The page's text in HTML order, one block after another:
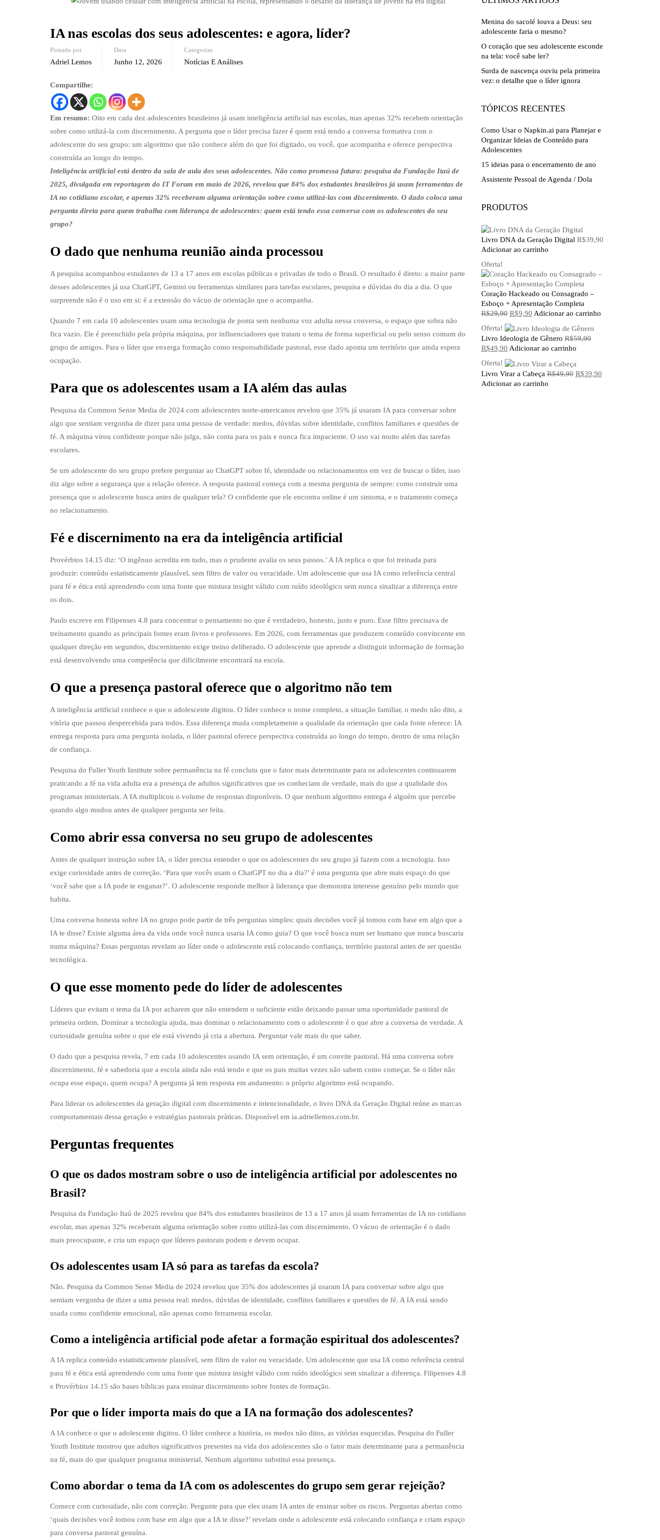
IA nas escolas dos seus adolescentes: e agora, líder?
Postado por
Adriel Lemos
Data
Junho 12, 2026
Categorias
Notícias E Análises
Compartilhe:
Em resumo: Oito em cada dez adolescentes brasileiros já usam inteligência artificial nas escolas, mas apenas 32% recebem orientação
sobre como utilizá-la com discernimento. A pergunta que o líder precisa fazer é quem está tendo a conversa formativa com o
adolescente do seu grupo: um algoritmo que não conhece além do que foi digitado, ou você, que acompanha e oferece perspectiva
construída ao longo do tempo.
Inteligência artificial está dentro da sala de aula dos seus adolescentes. Não como promessa futura: pesquisa da Fundação Itaú de
2025, divulgada em reportagem do IT Forum em maio de 2026, revelou que 84% dos estudantes brasileiros já usam ferramentas de
IA no cotidiano escolar, e apenas 32% receberam alguma orientação sobre como utilizá-las com discernimento. O dado coloca uma
pergunta direta para quem trabalha com liderança de adolescentes: quem está tendo essa conversa com os adolescentes do seu
grupo?
O dado que nenhuma reunião ainda processou
A pesquisa acompanhou estudantes de 13 a 17 anos em escolas públicas e privadas de todo o Brasil. O resultado é direto: a maior parte
desses adolescentes já usa ChatGPT, Gemini ou ferramentas similares para tarefas escolares, pesquisa e dúvidas do dia a dia. O que
surpreende não é o uso em si: é a extensão do vácuo de orientação que o acompanha.
Quando 7 em cada 10 adolescentes usam uma tecnologia de ponta sem nenhuma voz adulta nessa conversa, o espaço que sobra não
fica vazio. Ele é preenchido pela própria máquina, por influenciadores que tratam o tema de forma superficial ou pelo senso comum do
grupo de amigos. Para o líder que enxerga formação como responsabilidade pastoral, esse dado aponta um território que ainda espera
ocupação.
Para que os adolescentes usam a IA além das aulas
Pesquisa da Common Sense Media de 2024 com adolescentes norte-americanos revelou que 35% já usaram IA para conversar sobre
algo que sentiam vergonha de dizer para uma pessoa de verdade: medos, dúvidas sobre identidade, conflitos familiares e questões de
fé. A máquina virou confidente porque não julga, não conta para os pais e nunca fica impaciente. O uso vai muito além das tarefas
escolares.
Se um adolescente do seu grupo prefere perguntar ao ChatGPT sobre fé, identidade ou relacionamentos em vez de buscar o líder, isso
diz algo sobre a segurança que a relação oferece. A resposta pastoral começa com a mesma pergunta de sempre: como construir uma
presença que o adolescente busca antes de qualquer tela? O confidente que ele encontra online é um sintoma, e o tratamento começa
no relacionamento.
Fé e discernimento na era da inteligência artificial
Provérbios 14.15 diz: ‘O ingênuo acredita em tudo, mas o prudente avalia os seus passos.’ A IA replica o que foi treinada para
produzir: conteúdo estatisticamente plausível, sem filtro de valor ou veracidade. Um adolescente que usa IA como referência central
para fé e ética está aprendendo com uma fonte que mistura insight válido com ruído ideológico sem nunca sinalizar a diferença entre
os dois.
Paulo escreve em Filipenses 4.8 para concentrar o pensamento no que é verdadeiro, honesto, justo e puro. Esse filtro precisava de
treinamento quando as principais fontes eram livros e professores. Em 2026, com ferramentas que produzem conteúdo convincente em
qualquer direção em segundos, discernimento exige treino deliberado. O adolescente que aprende a distinguir informação de formação
está desenvolvendo uma competência que dificilmente encontrará na escola.
O que a presença pastoral oferece que o algoritmo não tem
A inteligência artificial conhece o que o adolescente digitou. O líder conhece o nome completo, a situação familiar, o medo não dito, a
vitória que passou despercebida para todos. Essa diferença muda completamente a qualidade da orientação que cada fonte oferece: IA
entrega resposta para uma pergunta isolada, o líder pastoral oferece perspectiva construída ao longo do tempo, dentro de uma relação
de confiança.
Pesquisa do Fuller Youth Institute sobre permanência na fé concluiu que o fator mais determinante para os adolescentes continuarem
praticando a fé na vida adulta era a presença de adultos significativos que os conheciam de verdade, mais do que a qualidade dos
programas ministeriais. A IA multiplicou o volume de respostas disponíveis. O que nenhum algoritmo entrega é alguém que percebe
quando algo mudou antes de qualquer pergunta ser feita.
Como abrir essa conversa no seu grupo de adolescentes
Antes de qualquer instrução sobre IA, o líder precisa entender o que os adolescentes do seu grupo já fazem com a tecnologia. Isso
exige curiosidade antes de correção. ‘Para que vocês usam o ChatGPT no dia a dia?’ é uma pergunta que abre mais espaço do que
‘você sabe que a IA pode te enganar?’. O adolescente responde melhor à liderança que demonstra interesse genuíno pelo mundo que
habita.
Uma conversa honesta sobre IA no grupo pode partir de três perguntas simples: quais decisões você já tomou com base em algo que a
IA te disse? Existe alguma área da vida onde você nunca usaria IA como guia? O que você busca num ser humano que nunca buscaria
numa máquina? Essas perguntas revelam ao líder onde o adolescente está colocando confiança, território pastoral antes de ser questão
tecnológica.
O que esse momento pede do líder de adolescentes
Líderes que evitam o tema da IA por acharem que não entendem o suficiente estão deixando passar uma oportunidade pastoral de
primeira ordem. Dominar a tecnologia ajuda, mas dominar o relacionamento com o adolescente é o que abre a conversa de verdade. A
curiosidade genuína sobre o que ele está vivendo já cria a abertura. Perguntar vale mais do que saber.
O dado que a pesquisa revela, 7 em cada 10 adolescentes usando IA sem orientação, é um convite pastoral. Há uma conversa sobre
discernimento, fé e sabedoria que a escola ainda não está tendo e que os pais muitas vezes não sabem como começar. Se o líder não
ocupa esse espaço, quem ocupa? A pergunta já tem resposta em andamento: o próprio algoritmo está ocupando.
Para liderar os adolescentes da geração digital com discernimento e intencionalidade, o livro DNA da Geração Digital reúne as marcas
comportamentais dessa geração e estratégias pastorais práticas. Disponível em ia.adriellemos.com.br.
Perguntas frequentes
O que os dados mostram sobre o uso de inteligência artificial por adolescentes no
Brasil?
Pesquisa da Fundação Itaú de 2025 revelou que 84% dos estudantes brasileiros de 13 a 17 anos já usam ferramentas de IA no cotidiano
escolar, mas apenas 32% receberam alguma orientação sobre como utilizá-las com discernimento. O vácuo de orientação é o dado
mais preocupante, e cria um espaço que líderes pastorais podem e devem ocupar.
Os adolescentes usam IA só para as tarefas da escola?
Não. Pesquisa da Common Sense Media de 2024 revelou que 35% dos adolescentes já usaram IA para conversar sobre algo que
sentiam vergonha de dizer a uma pessoa real: medos, dúvidas de identidade, conflitos familiares e questões de fé. A IA está sendo
usada como confidente emocional, não apenas como ferramenta escolar.
Como a inteligência artificial pode afetar a formação espiritual dos adolescentes?
A IA replica conteúdo estatisticamente plausível, sem filtro de valor ou veracidade. Um adolescente que usa IA como referência central
para fé e ética está aprendendo com uma fonte que mistura insight válido com ruído ideológico sem sinalizar a diferença. Filipenses 4.8
e Provérbios 14.15 são bases bíblicas para ensinar discernimento sobre fontes de formação.
Por que o líder importa mais do que a IA na formação dos adolescentes?
A IA conhece o que o adolescente digitou. O líder conhece a história, os medos não ditos, as vitórias esquecidas. Pesquisa do Fuller
Youth Institute mostrou que adultos significativos presentes na vida dos adolescentes são o fator mais determinante para a permanência
na fé, mais do que qualquer programa ministerial. Nenhum algoritmo substitui essa presença.
Como abordar o tema da IA com os adolescentes do grupo sem gerar rejeição?
Comece com curiosidade, não com correção. Pergunte para que eles usam IA antes de ensinar sobre os riscos. Perguntas abertas como
‘quais decisões você tomou com base em algo que a IA te disse?’ revelam onde o adolescente está colocando confiança e criam espaço
para conversa pastoral genuína.
Menina do sacolé louva a Deus: seu
adolescente faria o mesmo?
O coração que seu adolescente esconde
na tela: você sabe ler?
Surda de nascença ouviu pela primeira
vez: o detalhe que o líder ignora
TÓPICOS RECENTES
Como Usar o Napkin.ai para Planejar e
Organizar Ideias de Conteúdo para
Adolescentes
15 ideias para o encerramento de ano
Assistente Pessoal de Agenda / Dola
PRODUTOS
Livro DNA da Geração Digital R$39,90
Adicionar ao carrinho
Oferta!
Coração Hackeado ou Consagrado –
Esboço + Apresentação Completa
R$29,90 O
preço
original
era:
R$29,90.
R$9,90O
atual
é:
R$9,90.
Adicionar ao carrinho
Oferta!
Livro Ideologia de Gênero R$59,90
O
original
era:
R$59,90.
R$49,90O
preço
atual
é:
R$49,90.
Adicionar ao carrinho
Oferta!
Livro Virar a Cabeça R$49,90 O
R$39,90O
Adicionar ao carrinho